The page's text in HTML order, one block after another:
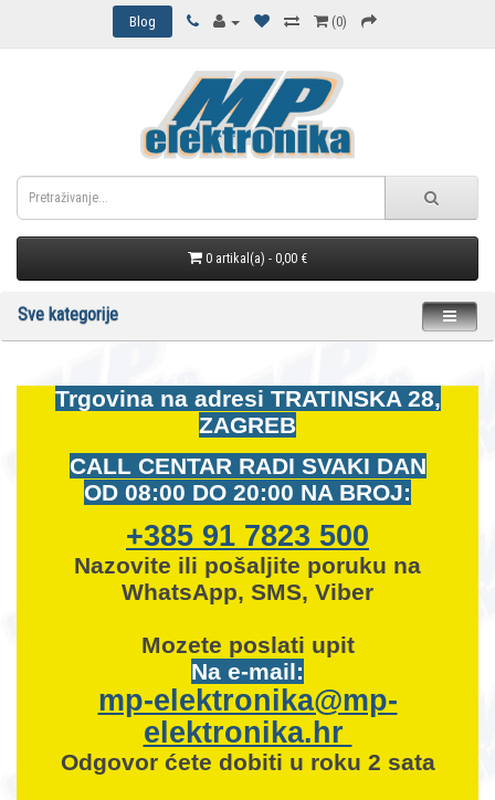
Blog (0)
0 artikal(a) - 0,00 €
Sve kategorije
Trgovina na adresi TRATINSKA 28,
ZAGREB
CALL CENTAR RADI SVAKI DAN
OD 08:00 DO 20:00 NA BROJ:
+385 91 7823 500
Nazovite ili pošaljite poruku na
WhatsApp, SMS, Viber
Mozete poslati upit
Na e-mail:
mp-elektronika@mp-
elektronika.hr
Odgovor ćete dobiti u roku 2 sata